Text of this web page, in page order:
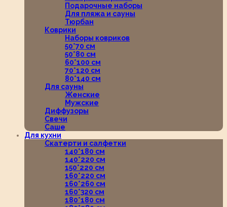
Подарочные наборы
Для пляжа и сауны
Тюрбан
Коврики
Наборы ковриков
50*70 см
50*80 см
60*100 см
70*120 см
80*140 см
Для сауны
Женские
Мужские
Диффузоры
Свечи
Саше
Для кухни
Скатерти и салфетки
140*180 см
140*220 см
150*220 см
160*220 см
160*260 см
160*320 см
180*180 см